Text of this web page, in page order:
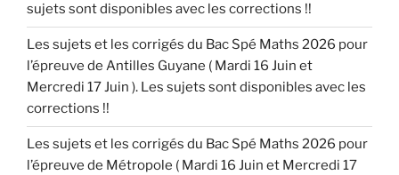
sujets sont disponibles avec les corrections !!
Les sujets et les corrigés du Bac Spé Maths 2026 pour
l’épreuve de Antilles Guyane ( Mardi 16 Juin et
Mercredi 17 Juin ). Les sujets sont disponibles avec les
corrections !!
Les sujets et les corrigés du Bac Spé Maths 2026 pour
l’épreuve de Métropole ( Mardi 16 Juin et Mercredi 17